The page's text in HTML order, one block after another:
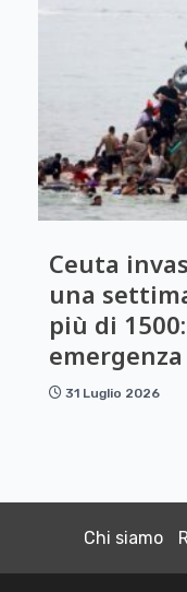
Ceuta
una
più di
emergenza
31 Luglio 2026
Chi siamo